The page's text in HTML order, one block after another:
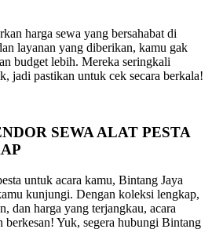
harga sewa yang bersahabat di
layanan yang diberikan, kamu gak
budget lebih. Mereka seringkali
jadi pastikan untuk cek secara berkala!
SEWA ALAT PESTA
untuk acara kamu, Bintang Jaya
kunjungi. Dengan koleksi lengkap,
dan harga yang terjangkau, acara
berkesan! Yuk, segera hubungi Bintang